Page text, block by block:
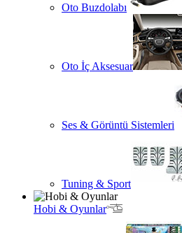
Oto Buzdolabı
Oto İç Aksesuar
Ses & Görüntü Sistemleri
Tuning & Sport
Hobi & Oyunlar